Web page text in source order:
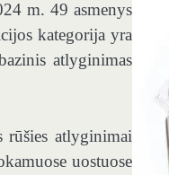
m. 49 asmenys
kategorija yra
atlyginimas
rūšies atlyginimai
uostuose